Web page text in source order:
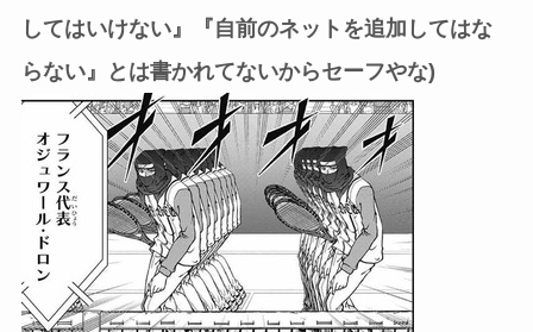
してはいけない』『自前のネットを追加してはな
らない』とは書かれてないからセーフやな)